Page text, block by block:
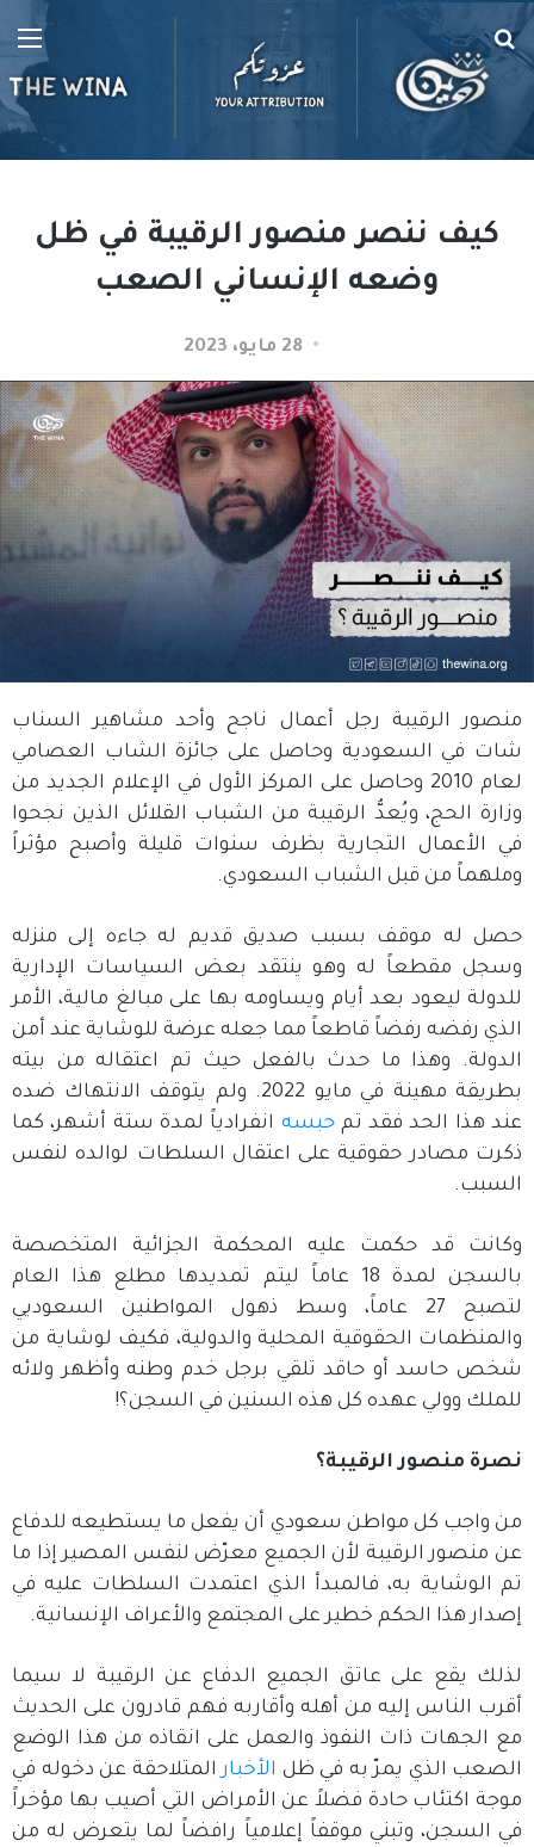
بحث
عن
كيف ننصر منصور الرقيبة في ظل
وضعه الإنساني الصعب
28 مايو، 2023
منصور الرقيبة رجل أعمال ناجح وأحد مشاهير السناب
شات في السعودية وحاصل على جائزة الشاب العصامي
لعام 2010 وحاصل على المركز الأول في الإعلام الجديد من
وزارة الحج، ويُعدُّ الرقيبة من الشباب القلائل الذين نجحوا
في الأعمال التجارية بظرف سنوات قليلة وأصبح مؤثراً
وملهماً من قبل الشباب السعودي.
حصل له موقف بسبب صديق قديم له جاءه إلى منزله
وسجل مقطعاً له وهو ينتقد بعض السياسات الإدارية
للدولة ليعود بعد أيام ويساومه بها على مبالغ مالية، الأمر
الذي رفضه رفضاً قاطعاً مما جعله عرضة للوشاية عند أمن
الدولة. وهذا ما حدث بالفعل حيث تم اعتقاله من بيته
بطريقة مهينة في مايو 2022. ولم يتوقف الانتهاك ضده
عند هذا الحد فقد تمحبسه انفرادياً لمدة ستة أشهر، كما
ذكرت مصادر حقوقية على اعتقال السلطات لوالده لنفس
السبب.
وكانت قد حكمت عليه المحكمة الجزائية المتخصصة
بالسجن لمدة 18 عاماً ليتم تمديدها مطلع هذا العام
لتصبح 27 عاماً، وسط ذهول المواطنين السعوديي
والمنظمات الحقوقية المحلية والدولية، فكيف لوشاية من
شخص حاسد أو حاقد تلقي برجل خدم وطنه وأظهر ولائه
للملك وولي عهده كل هذه السنين في السجن؟!
نصرة منصور الرقيبة؟
من واجب كل مواطن سعودي أن يفعل ما يستطيعه للدفاع
عن منصور الرقيبة لأن الجميع معرّض لنفس المصير إذا ما
تم الوشاية به، فالمبدأ الذي اعتمدت السلطات عليه في
إصدار هذا الحكم خطير على المجتمع والأعراف الإنسانية.
لذلك يقع على عاتق الجميع الدفاع عن الرقيبة لا سيما
أقرب الناس إليه من أهله وأقاربه فهم قادرون على الحديث
مع الجهات ذات النفوذ والعمل على انقاذه من هذا الوضع
الصعب الذي يمرّ به في ظل الأخبار المتلاحقة عن دخوله في
موجة اكتئاب حادة فضلاً عن الأمراض التي أصيب بها مؤخراً
في السجن، وتبني موقفاً إعلامياً رافضاً لما يتعرض له من